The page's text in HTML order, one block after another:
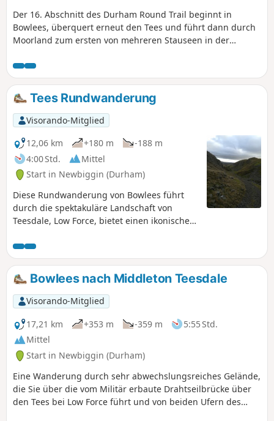
Der 16. Abschnitt des Durham Round Trail beginnt in
Bowlees, überquert erneut den Tees und führt dann durch
Moorland zum ersten von mehreren Stauseen in der
ersten Hälfte der Wanderung, der mit einer
atemberaubenden Aussicht über die Pennines belohnt
wird.Tees Rundwanderung
Visorando-Mitglied
12,06 km
+180 m
-188 m
4:00 Std.
Mittel
Start in Newbiggin (Durham)
Diese Rundwanderung von Bowlees führt
durch die spektakuläre Landschaft von
Teesdale, Low Force, bietet einen ikonischen
berühmten Holwick Scars und Ausblicke auf
die königliche Residenz Holwick Lodge.
Bowlees nach Middleton Teesdale
Visorando-Mitglied
17,21 km
+353 m -359 m
5:55 Std.
Mittel
Start in Newbiggin (Durham)
Eine Wanderung durch sehr abwechslungsreiches Gelände,
die Sie über die vom Militär erbaute Drahtseilbrücke über
den Tees bei Low Force führt und von beiden Ufern des